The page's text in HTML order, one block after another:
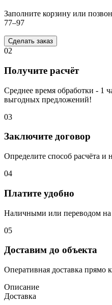
Заполните корзину или
77–97
Сделать заказ
02
Получите расчёт
Среднее время обработки - 1
выгодных предложений!
03
Заключите договор
Определите способ расчёта и
04
Платите удобно
Наличными или переводом на
05
Доставим до объекта
Оперативная доставка прямо
Описание
Доставка